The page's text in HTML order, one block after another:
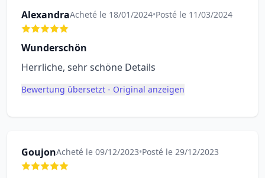
AlexandraAcheté le 18/01/2024•Posté le 11/03/2024
Wunderschön
Herrliche, sehr schöne Details
Bewertung übersetzt - Original anzeigen
GoujonAcheté le 09/12/2023•Posté le 29/12/2023